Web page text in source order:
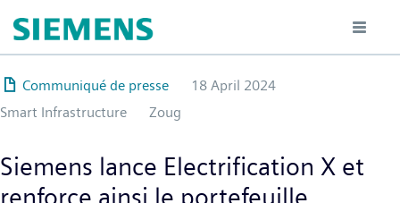
till
huvudinnehåll
Communiqué de presse
18 April 2024
Smart Infrastructure
Zoug
Siemens lance Electrification X et